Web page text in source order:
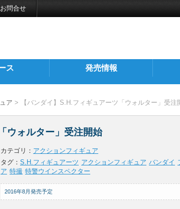
お問合せ
ス 発売情報
ア > 【バンダイ】S.H.フィギュアーツ「ウォルター」受注
ウォルター」受注開始
カテゴリ： アクションフィギュア
タグ： S.H.フィギュアーツ アクションフィギュア バンダイ
ア 特撮 特警ウインスペクター
2016年8月発売予定